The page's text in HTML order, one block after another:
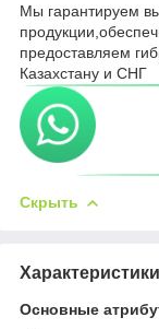
Мы гарантируем
предоставляем
Казахстану и СНГ
Скрыть
Характеристики
Основные